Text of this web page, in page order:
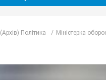
(Архів) Політика Міністерка